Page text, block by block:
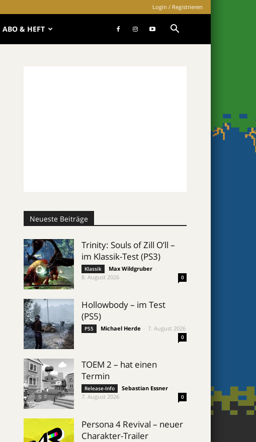
Login / Registrieren
ABO & HEFT
Neueste Beiträge
Trinity: Souls of Zill O’ll –
im Klassik-Test (PS3)
Klassik Max Wildgruber
8. August 2026
0
Hollowbody – im Test
(PS5)
PS5 Michael Herde 7. August 2026
0
TOEM 2 – hat einen
Termin
Release-Info Sebastian Essner
7. August 2026
0
Persona 4 Revival – neuer
Charakter-Trailer